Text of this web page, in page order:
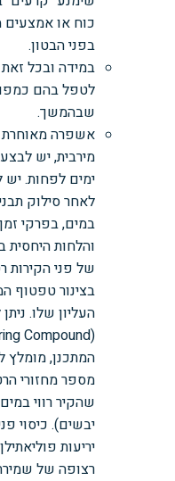
כוח או אמצעים
בפני הבטון.
במידה ובכל
לטפל בהם
שבהמשך.
אשפרה מאוחרת
ימים לפחות.
לאחר סילוק
במים, בפרקי
והלחות היחסית
של פני הקירות
בצינור טפטוף
העליון שלו.
המתכנן, מומלץ
מספר מחזורי
שהקיר רווי
יבשים). כיסוי
יריעות
רצופה של